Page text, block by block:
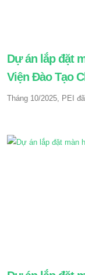
Dự án lắp đặt
Viện Đào Tạo
Tháng 10/2025, PEI